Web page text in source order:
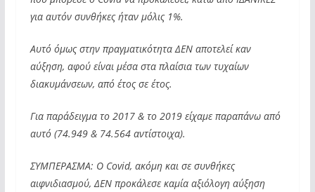
για αυτόν συνθήκες ήταν μόλις 1%.
Αυτό όμως στην πραγματικότητα ΔΕΝ αποτελεί καν
αύξηση, αφού είναι μέσα στα πλαίσια των τυχαίων
διακυμάνσεων, από έτος σε έτος.
Για παράδειγμα το 2017 & το 2019 είχαμε παραπάνω από
αυτό (74.949 & 74.564 αντίστοιχα).
ΣΥΜΠΕΡΑΣΜΑ: Ο Covid, ακόμη και σε συνθήκες
αιφνιδιασμού, ΔΕΝ προκάλεσε καμία αξιόλογη αύξηση